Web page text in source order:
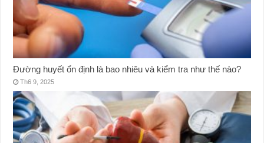
Đường huyết ổn định là bao nhiêu và kiểm tra như thế nào?
Th6 9, 2025